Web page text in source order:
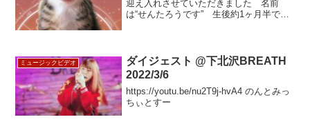
迎え入れさせていただきました 名前
は“せんたろうです” 生後約1ヶ月半で
ミュージックビデオ
ダイジェスト @下北沢BREATH
2022/3/6
https://youtu.be/nu2T9j-hvA4 のんとみっ
ちぃとすー